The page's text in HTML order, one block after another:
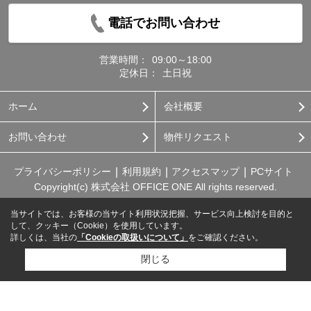
電話でお問い合わせ
営業時間：
09:00～18:00
定休日：
土日祝
ホーム 会社概要
お問い合わせ 物件リクエスト
プライバシーポリシー 利用規約 アクセスマップ
PCサイト
Copyright(c) 株式会社 OFFICE ONE All rights reserved.
当サイトでは、お客様の当サイト利用状況把握、サービス向上検討を目的と
して、クッキー（Cookie）を使用しています。
詳しくは、当社の 「Cookieの取扱いについて」 をご確認ください。
閉じる